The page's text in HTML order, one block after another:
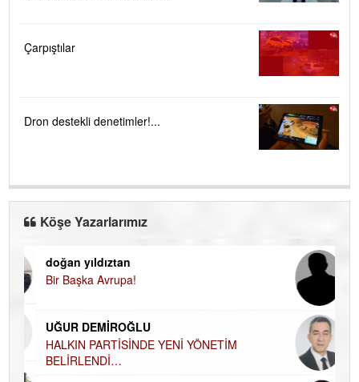
Çarpıştılar
Dron destekli denetimler!...
Köşe Yazarlarımız
doğan yıldıztan
Bir Başka Avrupa!
UĞUR DEMİROĞLU
HALKIN PARTİSİNDE YENİ YÖNETİM
BELİRLENDİ…